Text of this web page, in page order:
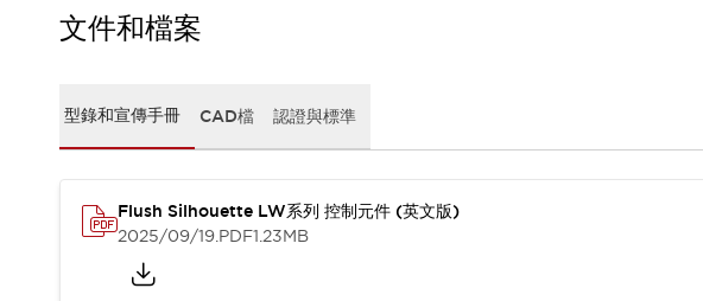
型錄和宣傳手冊
軟體下載
邏輯模擬器
產品資安通知
文件和檔案
型錄和宣傳手冊 CAD檔 認證與標準
Flush Silhouette LW系列 控制元件 (英文版)
2025/09/19.PDF1.23MB